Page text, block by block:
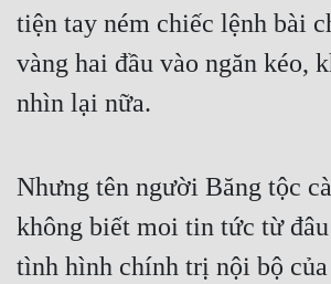
Cạnh Kỹ
Cổ Tiên Hiệp
Cổ Đại
Dã Sử
Dị Giới
tiện tay ném chiếc lệnh bài
vàng hai đầu vào ngăn kéo,
nhìn lại nữa.
Nhưng tên người Băng tộc
không biết moi tin tức từ
tình hình chính trị nội bộ